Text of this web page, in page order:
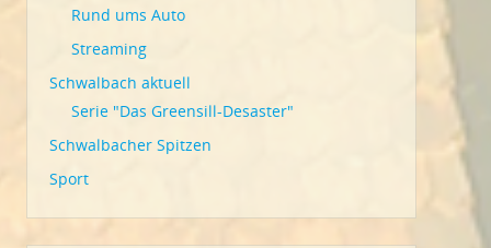
Rund ums Auto
Streaming
Schwalbach aktuell
Serie "Das Greensill-Desaster"
Schwalbacher Spitzen
Sport